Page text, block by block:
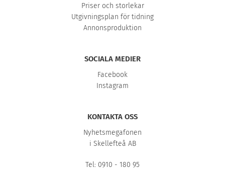
Priser och storlekar
Utgivningsplan för tidning
Annonsproduktion
SOCIALA MEDIER
Facebook
Instagram
KONTAKTA OSS
Nyhetsmegafonen
i Skellefteå AB
Tel: 0910 - 180 95